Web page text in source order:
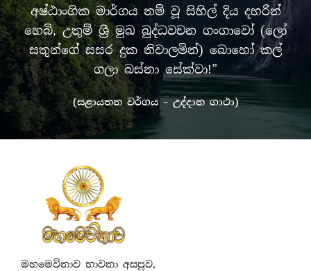
අෂ්ඨාංගික මාර්ගය නම් වූ සිහිල් දිය දහරින්
හෙබි, උතුම් ශ්‍රී මුඛ බුද්ධවචන ගංගාවෝ (ලෝ
සතුන්ගේ සසර දුක නිවාලමින්) බොහෝ කල්
ගලා බස්නා සේක්වා!”
(සළායතන වර්ගය – උද්දාන ගාථා)
මහමෙව්නාව භාවනා අසපුව,